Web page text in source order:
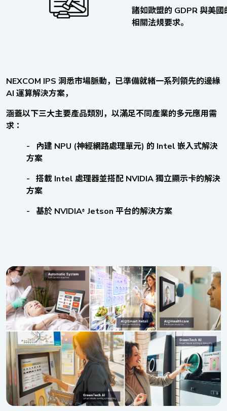
諸如歐盟的 GDPR 與美
相關法規要求。
NEXCOM IPS 洞悉市場脈動，已準備就緒一系列領先的邊緣
AI 運算解決方案，
涵蓋以下三大主要產品類別，以滿足不同產業的多元應用需
求：
- 內建 NPU (神經網路處理單元) 的 Intel 嵌入式解決
方案
- 搭載 Intel 處理器並搭配 NVIDIA 獨立顯示卡的解決
方案
- 基於 NVIDIA® Jetson 平台的解決方案